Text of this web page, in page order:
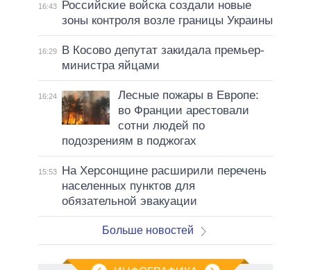
16:43
Российские войска создали новые
зоны контроля возле границы Украины
16:29
В Косово депутат закидала премьер-
министра яйцами
16:24
Лесные пожары в Европе:
во Франции арестовали
сотни людей по
подозрениям в поджогах
15:53
На Херсонщине расширили перечень
населенных пунктов для
обязательной эвакуации
Больше новостей